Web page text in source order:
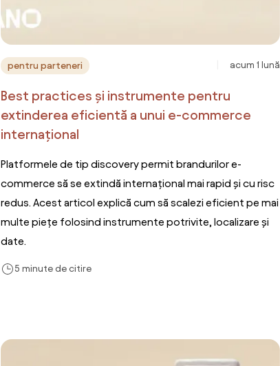
acum 1 lună
pentru parteneri
Best practices și instrumente pentru
extinderea eficientă a unui e-commerce
internațional
Platformele de tip discovery permit brandurilor e-
commerce să se extindă internațional mai rapid și cu risc
redus. Acest articol explică cum să scalezi eficient pe mai
multe piețe folosind instrumente potrivite, localizare și
date.
5 minute de citire